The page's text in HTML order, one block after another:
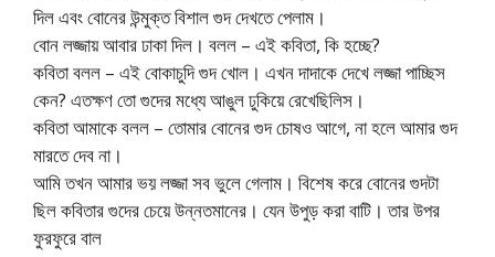
দিল এবং বোনের উন্মুক্ত বিশাল গুদ দেখতে পেলাম।
বোন লজ্জায় আবার ঢাকা দিল। বলল – এই কবিতা, কি হচ্ছে?
কবিতা বলল – এই বোকাচুদি গুদ খোল। এখন দাদাকে দেখে লজ্জা পাচ্ছিস
কেন? এতক্ষণ তো গুদের মধ্যে আঙুল ঢুকিয়ে রেখেছিলিস।
কবিতা আমাকে বলল – তোমার বোনের গুদ চোষও আগে, না হলে আমার গুদ
মারতে দেব না।
আমি তখন আমার ভয় লজ্জা সব ভুলে গেলাম। বিশেষ করে বোনের গুদটা
ছিল কবিতার গুদের চেয়ে উন্নতমানের। যেন উপুড় করা বাটি। তার উপর
ফুরফুরে বাল